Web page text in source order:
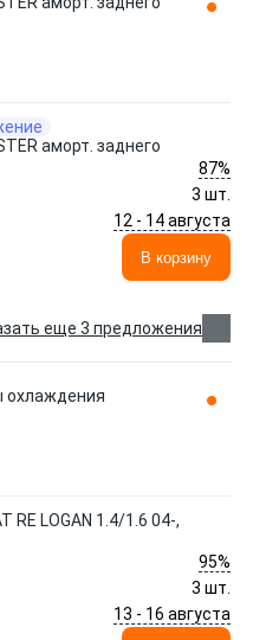
аморт. заднего
87%
3 шт.
12 - 14 августа
В корзину
еще 3 предложения
охлаждения
LOGAN 1.4/1.6 04-,
95%
3 шт.
13 - 16 августа